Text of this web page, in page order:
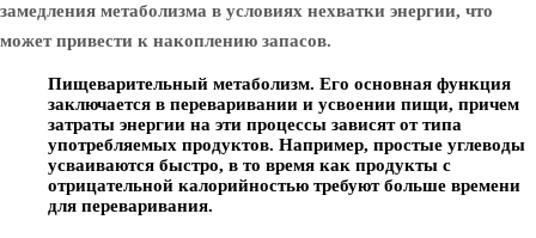
замедления метаболизма в условиях нехватки энергии, что
может привести к накоплению запасов.
Пищеварительный метаболизм. Его основная функция
заключается в переваривании и усвоении пищи, причем
затраты энергии на эти процессы зависят от типа
употребляемых продуктов. Например, простые углеводы
усваиваются быстро, в то время как продукты с
отрицательной калорийностью требуют больше времени
для переваривания.